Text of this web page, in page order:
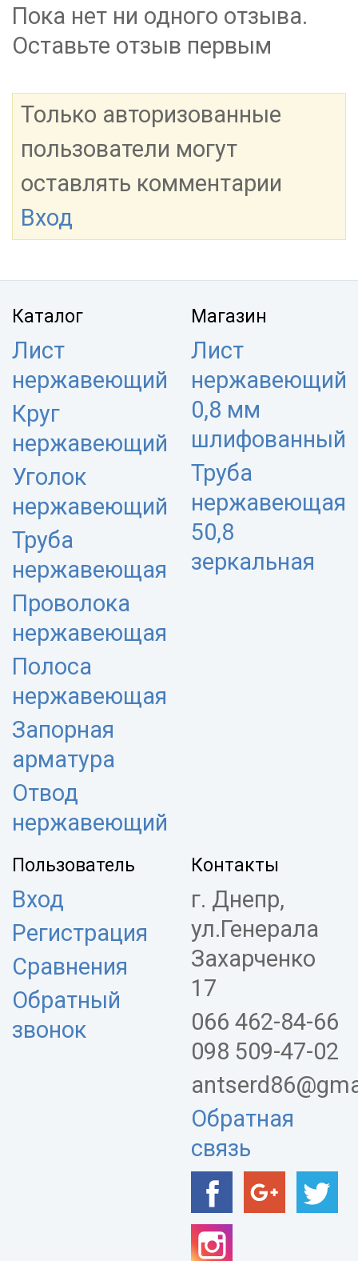
Пока нет ни одного отзыва.
Оставьте отзыв первым
Только авторизованные
пользователи могут
оставлять комментарии
Вход
Каталог
Лист
нержавеющий
Круг
нержавеющий
Уголок
нержавеющий
Труба
нержавеющая
Проволока
нержавеющая
Полоса
нержавеющая
Запорная
арматура
Отвод
нержавеющий
Магазин
Лист
нержавеющий
0,8 мм
шлифованный
Труба
нержавеющая
50,8
зеркальная
Пользователь
Вход
Регистрация
Сравнения
Обратный
звонок
Контакты
г. Днепр,
ул.Генерала
Захарченко
17
066 462-84-66
098 509-47-02
Обратная
связь